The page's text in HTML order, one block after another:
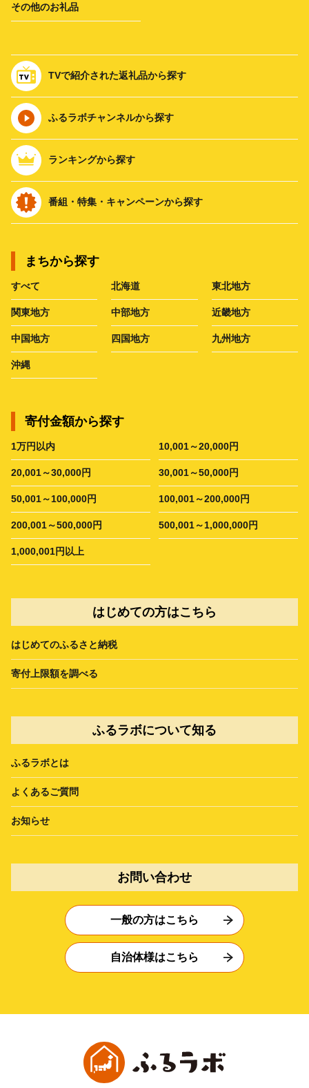
その他のお礼品
TVで紹介された返礼品から探す
ふるラボチャンネルから探す
ランキングから探す
番組・特集・キャンペーンから探す
まちから探す
すべて 北海道 東北地方
関東地方 中部地方 近畿地方
中国地方 四国地方 九州地方
沖縄
寄付金額から探す
1万円以内 10,001～20,000円
20,001～30,000円 30,001～50,000円
50,001～100,000円 100,001～200,000円
200,001～500,000円 500,001～1,000,000円
1,000,001円以上
はじめての方はこちら
はじめてのふるさと納税
寄付上限額を調べる
ふるラボについて知る
ふるラボとは
よくあるご質問
お知らせ
お問い合わせ
一般の方はこちら
自治体様はこちら